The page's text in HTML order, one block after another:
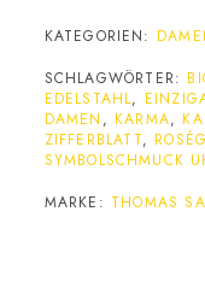
KATEGORIEN:
SCHLAGWÖRTER:
EDELSTAHL,
DAMEN , KARMA,
ZIFFERBLATT,
SYMBOLSCHMUCK
MARKE: THOMAS